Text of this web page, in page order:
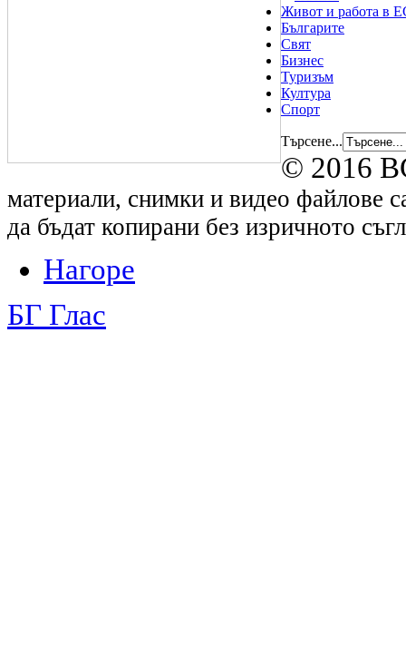
Живот и работа в
Българите
Свят
Бизнес
Туризъм
Култура
Спорт
Търсене...
© 2016
материали, снимки и видео файлове
да бъдат копирани без изричното
Нагоре
БГ Глас